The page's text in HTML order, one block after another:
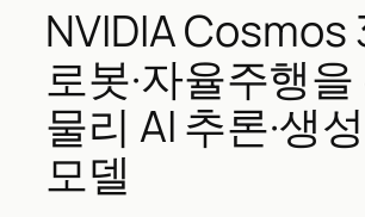
NVIDIA Cosmos
로봇·자율주행
물리 AI 추론·생
모델